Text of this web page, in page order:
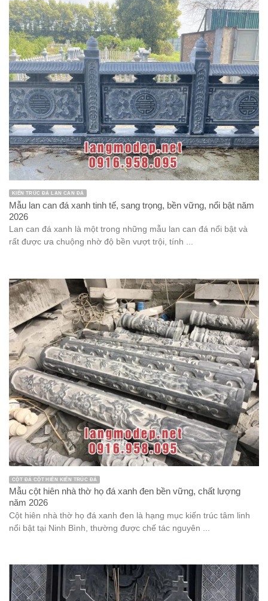
KIẾN TRÚC ĐÁ LAN CAN ĐÁ
Mẫu lan can đá xanh tinh tế, sang trọng, bền vững, nổi bật năm
2026
Lan can đá xanh là một trong những mẫu lan can đá nổi bật và
rất được ưa chuộng nhờ độ bền vượt trội, tính ...
CỘT ĐÁ CỘT HIÊN KIẾN TRÚC ĐÁ
Mẫu cột hiên nhà thờ họ đá xanh đen bền vững, chất lượng
năm 2026
Cột hiên nhà thờ họ đá xanh đen là hạng mục kiến trúc tâm linh
nổi bật tại Ninh Bình, thường được chế tác nguyên ...